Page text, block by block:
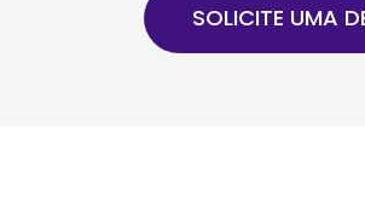
SOLICITE UMA